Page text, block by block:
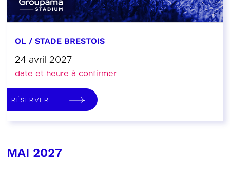
OL / STADE BRESTOIS
24 avril 2027
date et heure à confirmer
RÉSERVER
MAI 2027